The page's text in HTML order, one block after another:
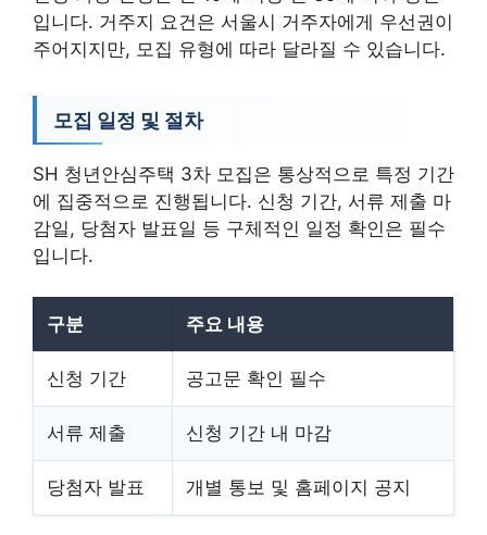
입니다. 거주지 요건은 서울시 거주자에게 우선권이
주어지지만, 모집 유형에 따라 달라질 수 있습니다.
모집 일정 및 절차
SH 청년안심주택 3차 모집은 통상적으로 특정 기간
에 집중적으로 진행됩니다. 신청 기간, 서류 제출 마
감일, 당첨자 발표일 등 구체적인 일정 확인은 필수
입니다.
구분 주요 내용
신청 기간 공고문 확인 필수
서류 제출 신청 기간 내 마감
당첨자 발표 개별 통보 및 홈페이지 공지